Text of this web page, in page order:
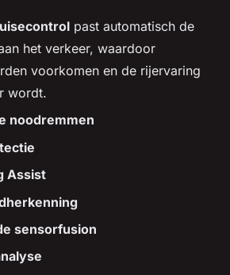
past automatisch de
het verkeer, waardoor
voorkomen en de rijervaring
wordt.
noodremmen
Assist
sensorfusion